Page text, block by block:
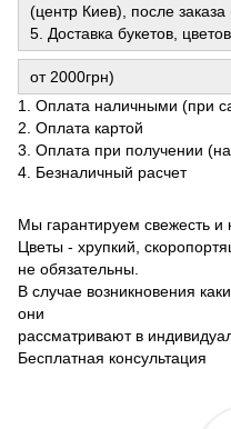
(центр Киев), после
5. Доставка букетов,
от 2000грн)
1. Оплата наличными (при
2. Оплата картой
3. Оплата при получении
4. Безналичный расчет
Мы гарантируем свежесть и
Цветы - хрупкий,
не обязательны.
В случае возникновения
они
рассматривают в
Бесплатная консультация